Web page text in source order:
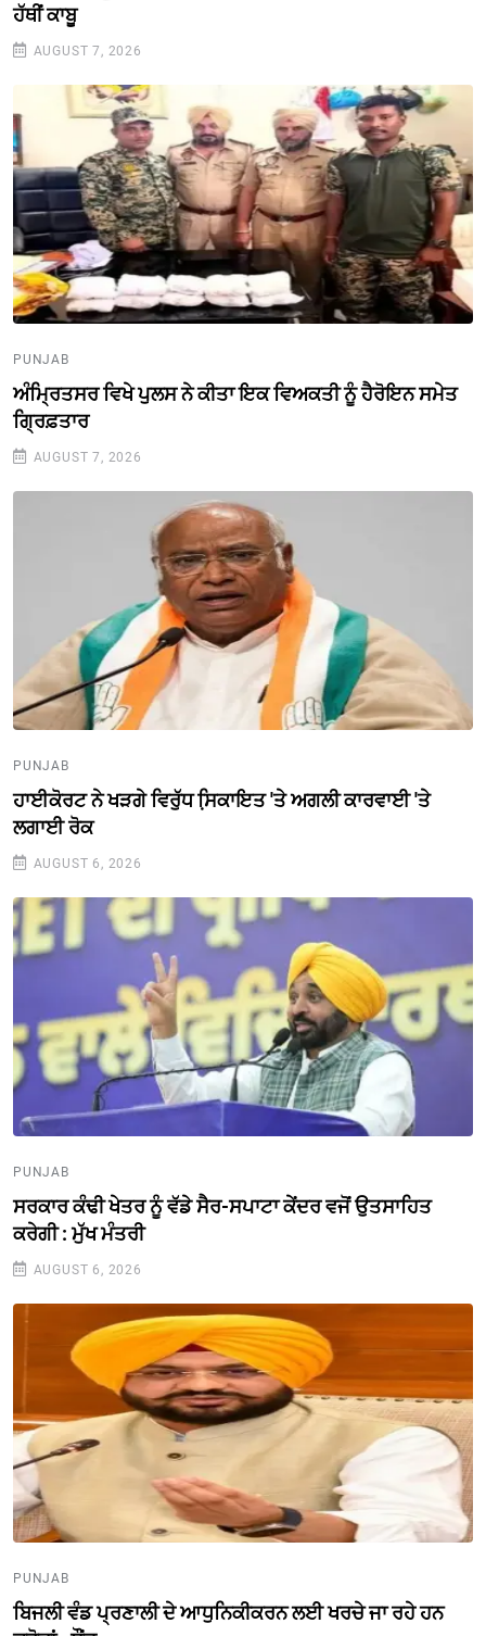
ਹੱਥੀਂ ਕਾਬੂ
AUGUST 7, 2026
PUNJAB
ਅੰਮ੍ਰਿਤਸਰ ਵਿਖੇ ਪੁਲਸ ਨੇ ਕੀਤਾ ਇਕ ਵਿਅਕਤੀ ਨੂੰ ਹੈਰੋਇਨ ਸਮੇਤ
ਗ੍ਰਿਫ਼ਤਾਰ
AUGUST 7, 2026
PUNJAB
ਹਾਈਕੋਰਟ ਨੇ ਖੜਗੇ ਵਿਰੁੱਧ ਸਿ਼ਕਾਇਤ 'ਤੇ ਅਗਲੀ ਕਾਰਵਾਈ 'ਤੇ
ਲਗਾਈ ਰੋਕ
AUGUST 6, 2026
PUNJAB
ਸਰਕਾਰ ਕੰਢੀ ਖੇਤਰ ਨੂੰ ਵੱਡੇ ਸੈਰ-ਸਪਾਟਾ ਕੇਂਦਰ ਵਜੋਂ ਉਤਸਾਹਿਤ
ਕਰੇਗੀ : ਮੁੱਖ ਮੰਤਰੀ
AUGUST 6, 2026
PUNJAB
ਬਿਜਲੀ ਵੰਡ ਪ੍ਰਣਾਲੀ ਦੇ ਆਧੁਨਿਕੀਕਰਨ ਲਈ ਖਰਚੇ ਜਾ ਰਹੇ ਹਨ